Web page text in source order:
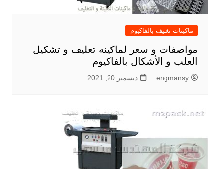
ماكينات تغليف بالفاكيوم
مواصفات و سعر لماكينة تغليف و تشكيل
العلب و الأشكال بالفاكيوم
engmansy ديسمبر 20, 2021